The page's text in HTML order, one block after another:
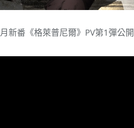
新番《格萊普尼爾》PV第1彈公開